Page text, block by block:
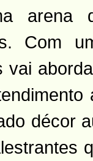
arena
Com
vai
décor